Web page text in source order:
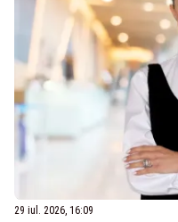
29 iul. 2026, 16:09